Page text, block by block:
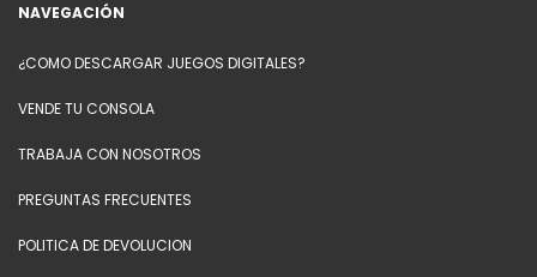
NAVEGACIÓN
¿COMO DESCARGAR JUEGOS DIGITALES?
VENDE TU CONSOLA
TRABAJA CON NOSOTROS
PREGUNTAS FRECUENTES
POLITICA DE DEVOLUCION